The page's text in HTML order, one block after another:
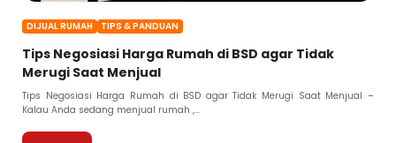
DIJUAL RUMAH TIPS & PANDUAN
Tips Negosiasi Harga Rumah di BSD agar Tidak
Merugi Saat Menjual
Tips Negosiasi Harga Rumah di BSD agar Tidak Merugi Saat Menjual –
Kalau Anda sedang menjual rumah ,...